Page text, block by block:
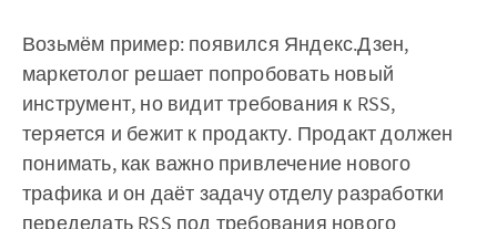
Возьмём пример: появился Яндекс.Дзен,
маркетолог решает попробовать новый
инструмент, но видит требования к RSS,
теряется и бежит к продакту. Продакт должен
понимать, как важно привлечение нового
трафика и он даёт задачу отделу разработки
переделать RSS под требования нового